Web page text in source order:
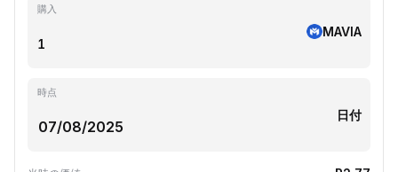
購入
MAVIA
時点
日付